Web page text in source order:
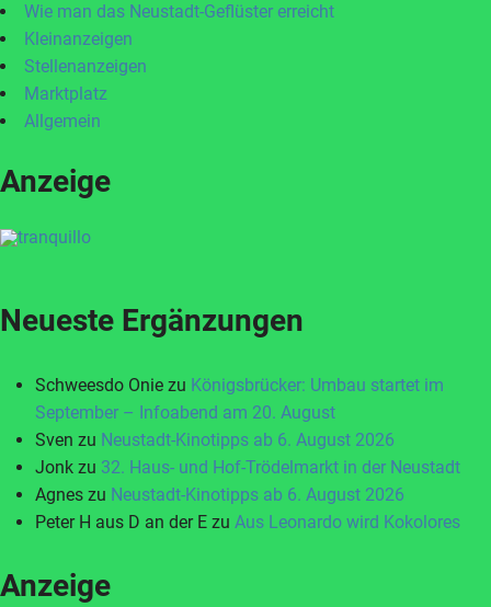
Wie man das Neustadt-Geflüster erreicht
Kleinanzeigen
Stellenanzeigen
Marktplatz
Allgemein
Anzeige
Neueste Ergänzungen
Schweesdo Onie zu Königsbrücker: Umbau startet im
September – Infoabend am 20. August
Sven zu Neustadt-Kinotipps ab 6. August 2026
Jonk zu 32. Haus- und Hof-Trödelmarkt in der Neustadt
Agnes zu Neustadt-Kinotipps ab 6. August 2026
Peter H aus D an der E zu Aus Leonardo wird Kokolores
Anzeige